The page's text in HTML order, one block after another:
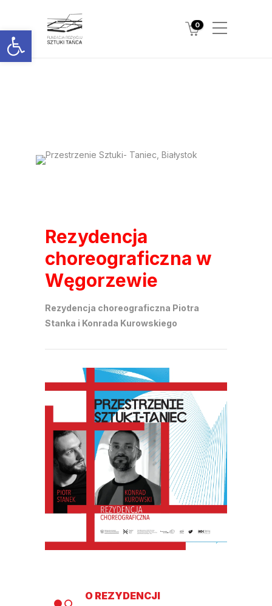
Otwórz pasek narzędzi 0
Rezydencja
choreograficzna w
Węgorzewie
Rezydencja choreograficzna Piotra
Stanka i Konrada Kurowskiego
O REZYDENCJI